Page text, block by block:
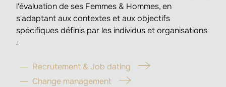
l'évaluation de ses Femmes & Hommes, en
s'adaptant aux contextes et aux objectifs
spécifiques définis par les individus et organisations
:
Recrutement & Job dating
Change management